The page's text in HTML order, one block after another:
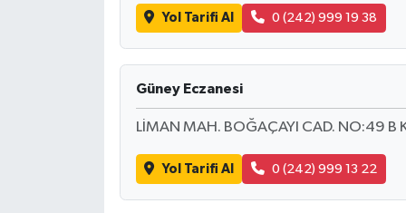
Yol Tarifi Al 0 (242) 999 19 38
Güney Eczanesi
LİMAN MAH. BOĞAÇAYI CAD. NO:49 B
Yol Tarifi Al 0 (242) 999 13 22